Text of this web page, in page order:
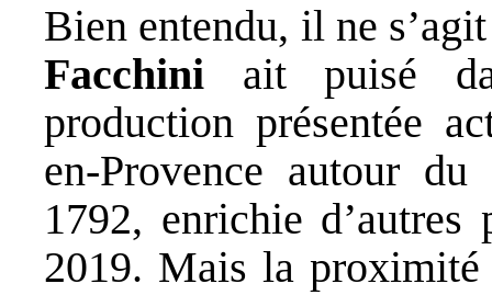
Bien entendu, il ne
Facchini ait puisé
production présentée
en-Provence autour du
1792, enrichie d’autres
2019. Mais la proximité